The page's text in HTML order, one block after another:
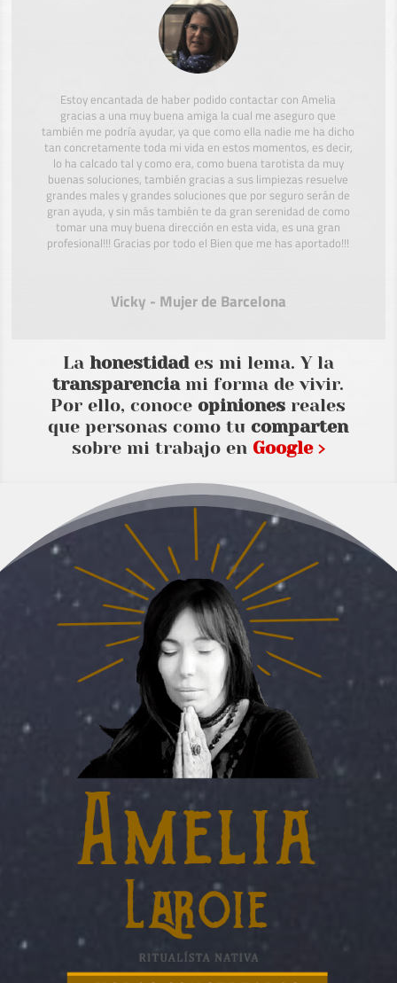
Estoy encantada de haber podido contactar con Amelia
gracias a una muy buena amiga la cual me aseguro que
también me podría ayudar, ya que como ella nadie me ha dicho
tan concretamente toda mi vida en estos momentos, es decir,
lo ha calcado tal y como era, como buena tarotista da muy
buenas soluciones, también gracias a sus limpiezas resuelve
grandes males y grandes soluciones que por seguro serán de
gran ayuda, y sin más también te da gran serenidad de como
tomar una muy buena dirección en esta vida, es una gran
profesional!!! Gracias por todo el Bien que me has aportado!!!
Vicky - Mujer de Barcelona
La honestidades mi lema. Y la
transparenciami forma de vivir.
Por ello, conoceopiniones reales
que personas como tucomparten
sobre mi trabajo en Google ›